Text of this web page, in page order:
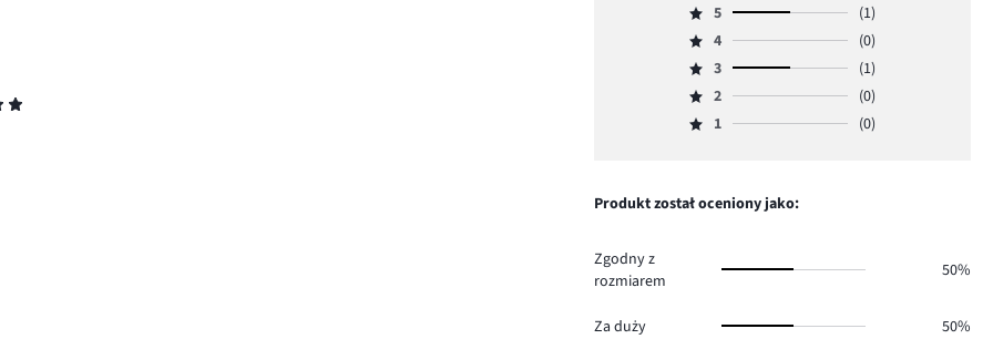
Ocena
5,
ilość
głosów
5
(1)
Ocena
4,
ilość
głosów
4
(0)
Ocena
3,
ilość
3
(1)
Ocena
2,
0.
2
(0)
Ocena
głosów
1 (0)
Produkt został oceniony jako:
Zgodny z
rozmiarem
50%
Za duży 50%